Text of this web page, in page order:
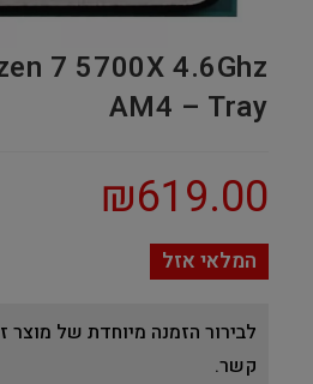
7 5700X 4.6Ghz
AM4 – Tray
₪619.00
המלאי אזל
לבירור הזמנה מיוחדת של מוצר
קשר.